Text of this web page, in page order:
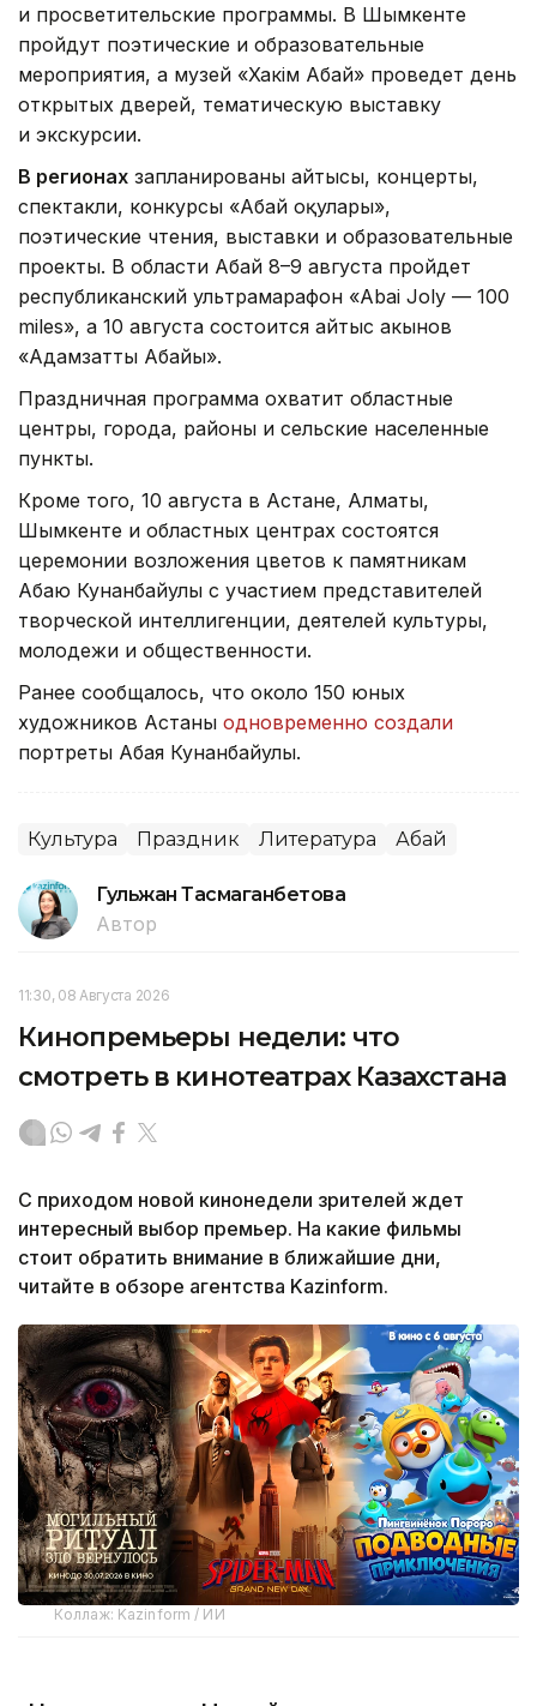
и просветительские программы. В Шымкенте
пройдут поэтические и образовательные
мероприятия, а музей «Хакім Абай» проведет день
открытых дверей, тематическую выставку
и экскурсии.
В регионах запланированы айтысы, концерты,
спектакли, конкурсы «Абай оқулары»,
поэтические чтения, выставки и образовательные
проекты. В области Абай 8–9 августа пройдет
республиканский ультрамарафон «Abai Joly — 100
miles», а 10 августа состоится айтыс акынов
«Адамзаттың Абайы».
Праздничная программа охватит областные
центры, города, районы и сельские населенные
пункты.
Кроме того, 10 августа в Астане, Алматы,
Шымкенте и областных центрах состоятся
церемонии возложения цветов к памятникам
Абаю Кунанбайулы с участием представителей
творческой интеллигенции, деятелей культуры,
молодежи и общественности.
Ранее сообщалось, что около 150 юных
художников Астаны одновременно создали
портреты Абая Кунанбайулы.
Культура Праздник Литература Абай
Гульжан Тасмаганбетова
Автор
11:30, 08 Августа 2026
Кинопремьеры недели: что
смотреть в кинотеатрах Казахстана
С приходом новой кинонедели зрителей ждет
интересный выбор премьер. На какие фильмы
стоит обратить внимание в ближайшие дни,
читайте в обзоре агентства Kazinform.
Коллаж: Kazinform / ИИ